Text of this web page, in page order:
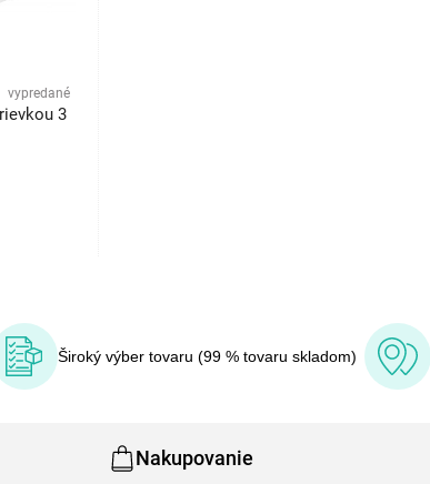
vypredané
3
Široký výber tovaru (99 % tovaru skladom)
Nakupovanie